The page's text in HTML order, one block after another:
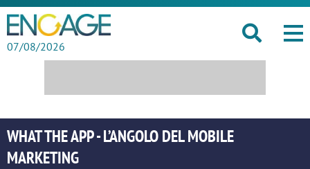
07/08/2026
WHAT THE APP - L’ANGOLO DEL MOBILE
MARKETING